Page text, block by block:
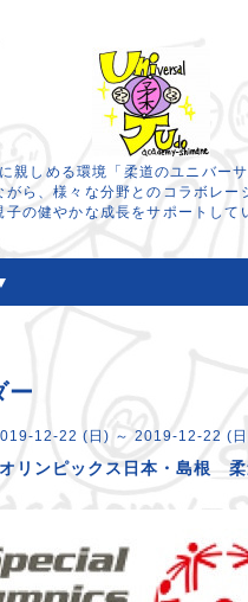
親しめる環境「柔道のユニバー
がら、様々な分野とのコラボレー
子の健やかな成長をサポートして
ー
12-22 (日) ～ 2019-12-22 (
リンピックス日本・島根 柔